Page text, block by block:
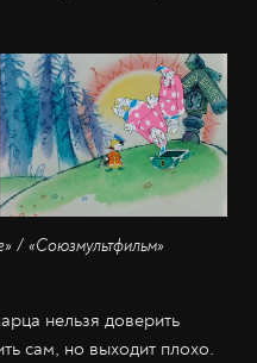
/ «Союзмультфильм»
нельзя доверить
сам, но выходит плохо.